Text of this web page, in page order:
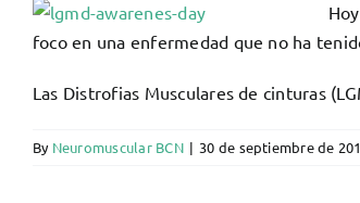
foco en una enfermedad que no ha
Las Distrofias Musculares de cinturas
By Neuromuscular BCN | 30 de septiembre de